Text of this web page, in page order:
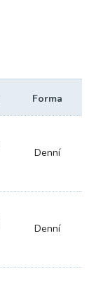
Forma
Denní
Denní